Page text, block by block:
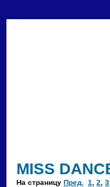
MISS
На страницу Пред. 1 2 3